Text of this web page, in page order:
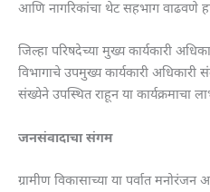
आणि नागरिकांचा थेट सहभाग वाढवणे
जिल्हा परिषदेच्या मुख्य कार्यकारी
विभागाचे उपमुख्य कार्यकारी अधिकारी
संख्येने उपस्थित राहून या
जनसंवादाचा संगम
ग्रामीण विकासाच्या या पर्वात